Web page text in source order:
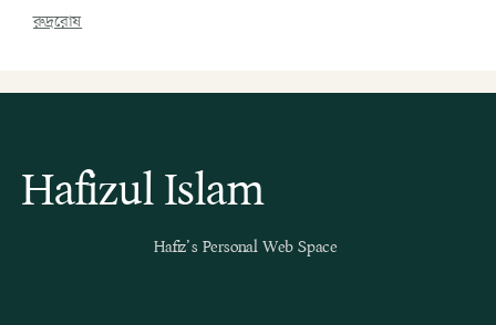
রুদ্ররোষ
Hafizul Islam
Hafiz’s Personal Web Space